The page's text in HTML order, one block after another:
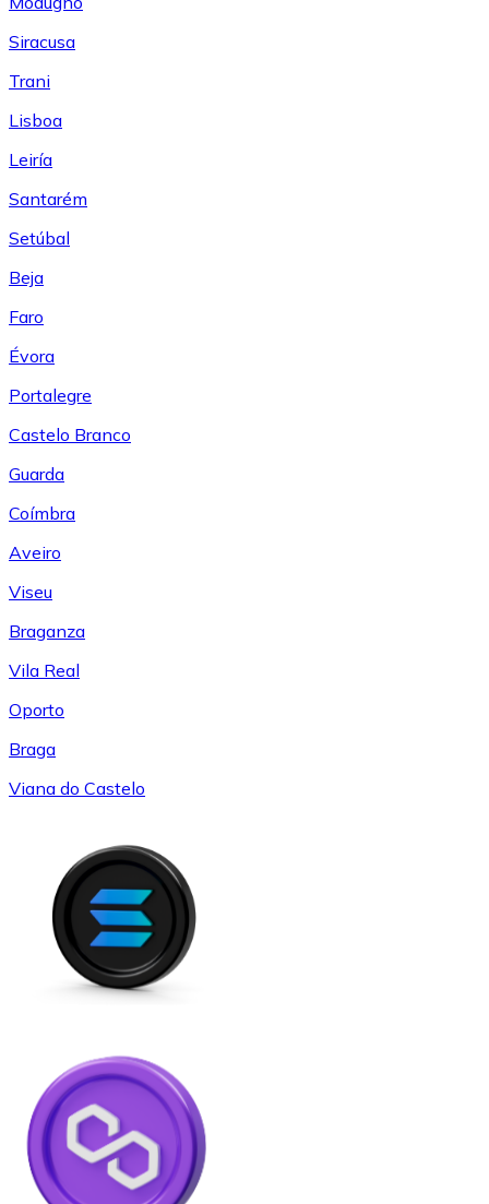
Siracusa
Trani
Lisboa
Leiría
Santarém
Setúbal
Beja
Faro
Évora
Portalegre
Castelo Branco
Guarda
Coímbra
Aveiro
Viseu
Braganza
Vila Real
Oporto
Braga
Viana do Castelo